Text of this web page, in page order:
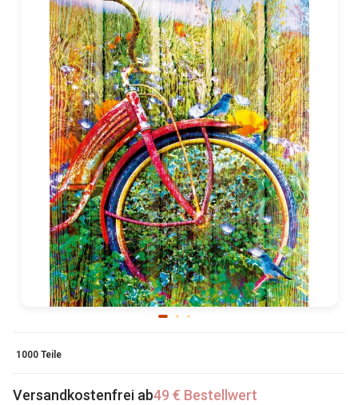
1000 Teile
Versandkostenfrei ab49 € Bestellwert